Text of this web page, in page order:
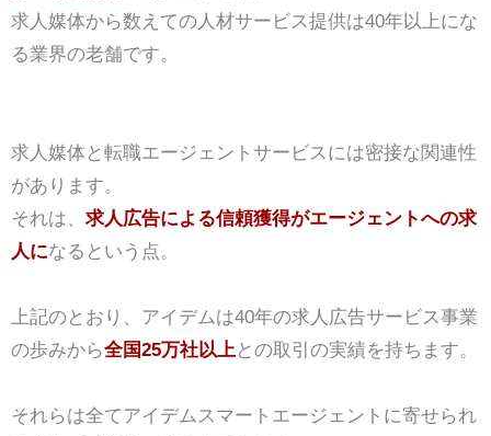
求人媒体から数えての人材サービス提供は40年以上にな
る業界の老舗です。
求人媒体と転職エージェントサービスには密接な関連性
があります。
それは、 求人広告による信頼獲得がエージェントへの求
人になるという点。
上記のとおり、アイデムは40年の求人広告サービス事業
の歩みから全国25万社以上 との取引の実績を持ちます。
それらは全てアイデムスマートエージェントに寄せられ